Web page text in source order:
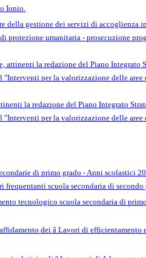
Ionio.
della gestione dei servizi di
umanitaria - prosecuzione
attinenti la redazione del Piano Integrato
per la valorizzazione delle
la redazione del Piano Integrato
per la valorizzazione delle
di primo grado - Anni scolastici
scuola secondaria di secondo
tecnologico scuola secondaria di primo
dei â Lavori di